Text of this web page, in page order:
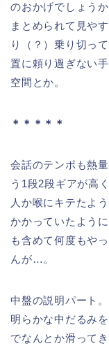
のおかげでしょう
まとめられて見や
り（？）乗り切っ
置に頼り過ぎない
空間とか。
＊＊＊＊＊
会話のテンポも熱
う1段2段ギアが高
人か喉にキテたよ
かかっていたよう
も含めて何度もや
んが…。
中盤の説明パート
明らかな中だるみ
でなんとか滑って